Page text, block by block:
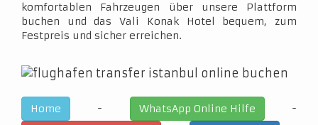
komfortablen Fahrzeugen über unsere Plattform
buchen und das Vali Konak Hotel bequem, zum
Festpreis und sicher erreichen.
Home - WhatsApp Online Hilfe
-